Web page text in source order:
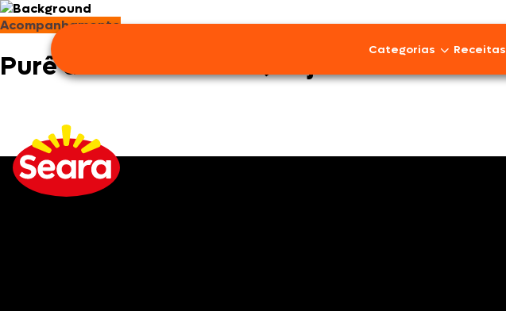
Categorias Receitas
Acompanhamento
Purê de Batata com Queijo